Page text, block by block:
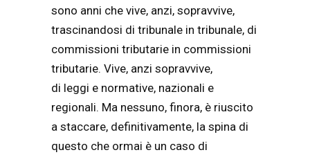
sono anni che vive, anzi, sopravvive,
trascinandosi di tribunale in tribunale, di
commissioni tributarie in commissioni
tributarie. Vive, anzi sopravvive,
di leggi e normative, nazionali e
regionali. Ma nessuno, finora, è riuscito
a staccare, definitivamente, la spina di
questo che ormai è un caso di